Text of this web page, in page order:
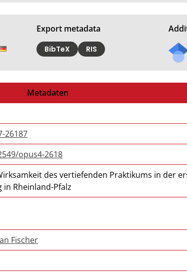
Export metadata
BibTeX RIS
Metadaten
26187
opus4-2618
des vertiefenden Praktikums in der
Rheinland-Pfalz
Fischer